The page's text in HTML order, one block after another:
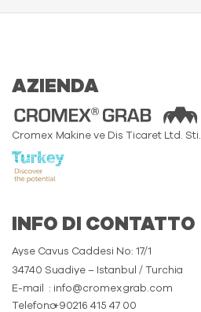
AZIENDA
Cromex Makine ve Dis Ticaret Ltd. Sti.
INFO DI CONTATTO
Ayse Cavus Caddesi No: 17/1
34740 Suadiye – Istanbul / Turchia
E-mail
: info@cromexgrab.com
Telefono: +90216 415 47 00